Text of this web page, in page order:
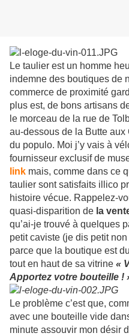
Le taulier est un homme
indemne des boutiques de
commerce de proximité
plus est, de bons artisans
le morceau de la rue de
au-dessous de la Butte
du populo. Moi j’y vais à
fournisseur exclusif de
link mais, comme dans ce
taulier sont satisfaits illico
histoire vécue. Rappelez-
quasi-disparition de la
qu’ai-je trouvé à quelques
petit caviste (je dis petit
parce que la boutique est
tout en haut de sa vitrine «
Apportez votre bouteille !
Le problème c’est que,
avec une bouteille vide
minute assouvir mon désir